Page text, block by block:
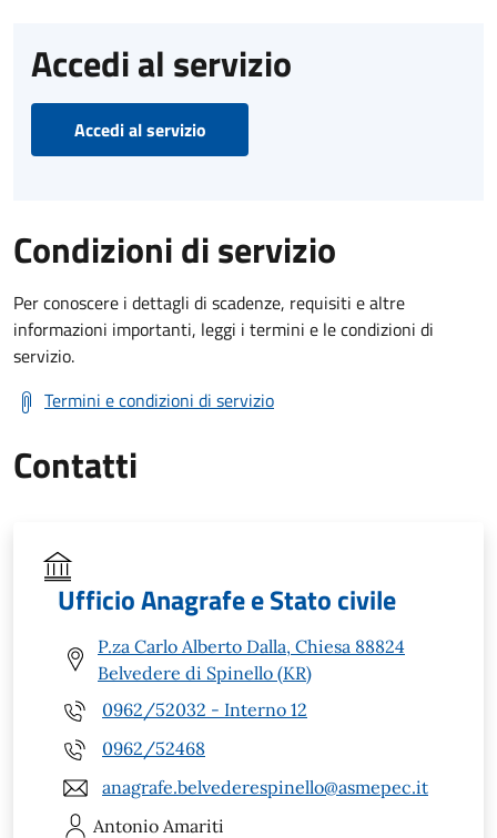
Accedi al servizio
Accedi al servizio
Condizioni di servizio
Per conoscere i dettagli di scadenze, requisiti e altre
informazioni importanti, leggi i termini e le condizioni di
servizio.
Termini e condizioni di servizio
Contatti
Ufficio Anagrafe e Stato civile
P.za Carlo Alberto Dalla, Chiesa 88824
Belvedere di Spinello (KR)
0962/52032 - Interno 12
0962/52468
anagrafe.belvederespinello@asmepec.it
Antonio Amariti